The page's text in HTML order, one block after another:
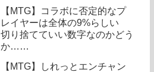
【MTG】コラボに否定的なプ
レイヤーは全体の9%らしい
切り捨てていい数字なのかどう
か……
【MTG】しれっとエンチャン